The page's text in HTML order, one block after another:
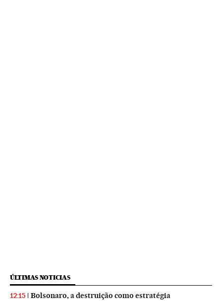
ÚLTIMAS NOTICIAS
12:15 Bolsonaro, a destruição como estratégia